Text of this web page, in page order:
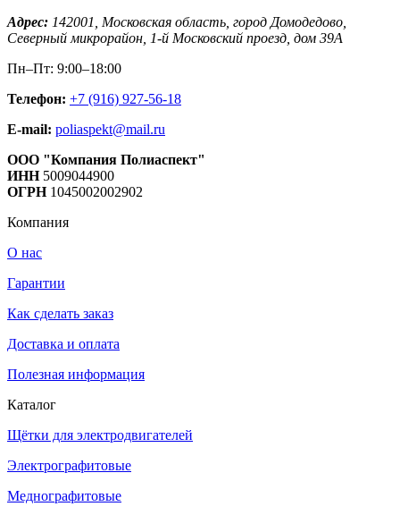
Адрес: 142001, Московская область, город Домодедово
Северный микрорайон, 1-й Московский проезд, дом 39А
Пн–Пт: 9:00–18:00
Телефон: +7 (916) 927-56-18
E-mail: poliaspekt@mail.ru
ООО "Компания Полиаспект"
ИНН5009044900
ОГРН 1045002002902
Компания
О нас
Гарантии
Как сделать заказ
Доставка и оплата
Полезная информация
Каталог
Щётки для электродвигателей
Электрографитовые
Меднографитовые